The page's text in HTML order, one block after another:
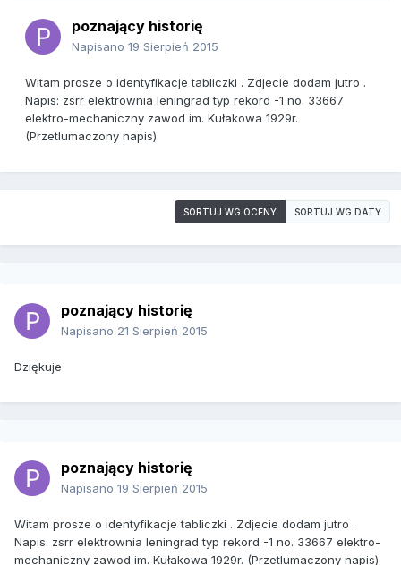
poznający historię
Napisano 19 Sierpień 2015
Witam prosze o identyfikacje tabliczki . Zdjecie dodam jutro .
Napis: zsrr elektrownia leningrad typ rekord -1 no. 33667
elektro-mechaniczny zawod im. Kułakowa 1929r.
(Przetlumaczony napis)
SORTUJ WG OCENY SORTUJ WG DATY
poznający historię
Napisano 21 Sierpień 2015
Dziękuje
poznający historię
Napisano 19 Sierpień 2015
Witam prosze o identyfikacje tabliczki . Zdjecie dodam jutro .
Napis: zsrr elektrownia leningrad typ rekord -1 no. 33667 elektro-
mechaniczny zawod im. Kułakowa 1929r. (Przetlumaczony napis)